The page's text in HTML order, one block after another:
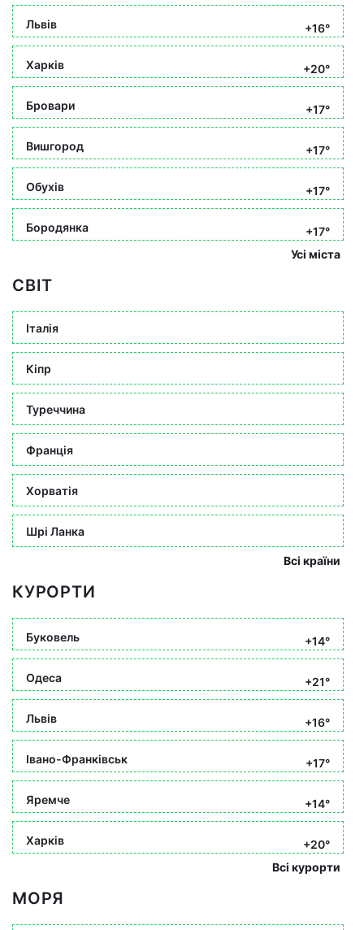
Львів +16°
Харків +20°
Бровари +17°
Вишгород +17°
Обухів +17°
Бородянка
+17°
Усі міста
СВІТ
Італія
Кіпр
Туреччина
Франція
Хорватія
Шрі Ланка
Всі країни
КУРОРТИ
Буковель +14°
Одеса +21°
Львів +16°
Івано-Франківськ +17°
Яремче +14°
Харків
+20°
Всі курорти
МОРЯ